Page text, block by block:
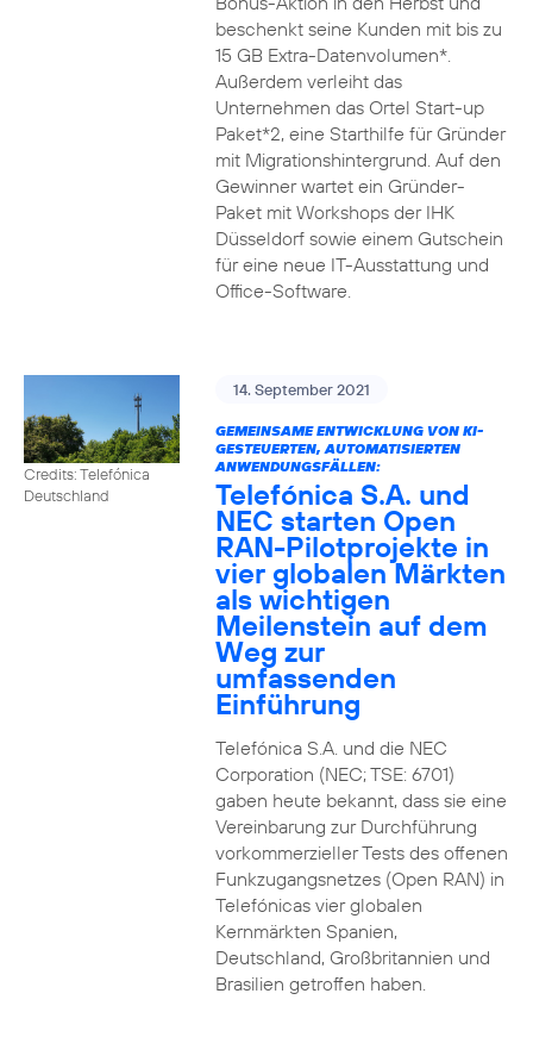
beschenkt seine Kunden mit bis zu
15 GB Extra-Datenvolumen*.
Außerdem verleiht das
Unternehmen das Ortel Start-up
Paket*2, eine Starthilfe für Gründer
mit Migrationshintergrund. Auf den
Gewinner wartet ein Gründer-
Paket mit Workshops der IHK
Düsseldorf sowie einem Gutschein
für eine neue IT-Ausstattung und
Office-Software.
Credits: Telefónica
Deutschland
14. September 2021
GEMEINSAME ENTWICKLUNG VON KI-
GESTEUERTEN, AUTOMATISIERTEN
ANWENDUNGSFÄLLEN:
Telefónica S.A. und
NEC starten Open
RAN-Pilotprojekte in
vier globalen Märkten
als wichtigen
Meilenstein auf dem
Weg zur
umfassenden
Einführung
Telefónica S.A. und die NEC
Corporation (NEC; TSE: 6701)
gaben heute bekannt, dass sie eine
Vereinbarung zur Durchführung
vorkommerzieller Tests des offenen
Funkzugangsnetzes (Open RAN) in
Telefónicas vier globalen
Kernmärkten Spanien,
Deutschland, Großbritannien und
Brasilien getroffen haben.